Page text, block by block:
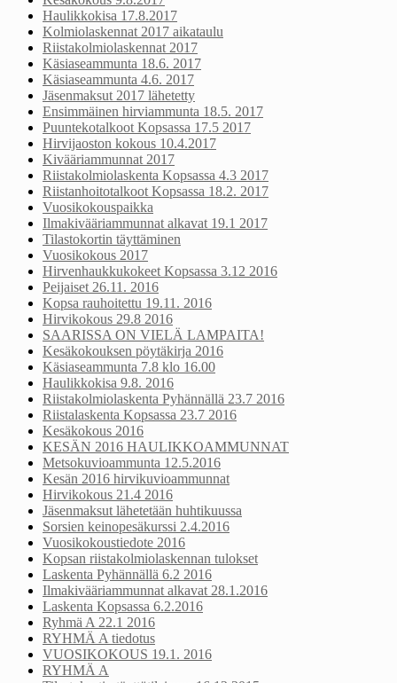
Haulikkokisa 17.8.2017
Kolmiolaskennat 2017 aikataulu
Riistakolmiolaskennat 2017
Käsiaseammunta 18.6. 2017
Käsiaseammunta 4.6. 2017
Jäsenmaksut 2017 lähetetty
Ensimmäinen hirviammunta 18.5. 2017
Puuntekotalkoot Kopsassa 17.5 2017
Hirvijaoston kokous 10.4.2017
Kivääriammunnat 2017
Riistakolmiolaskenta Kopsassa 4.3 2017
Riistanhoitotalkoot Kopsassa 18.2. 2017
Vuosikokouspaikka
Ilmakivääriammunnat alkavat 19.1 2017
Tilastokortin täyttäminen
Vuosikokous 2017
Hirvenhaukkukokeet Kopsassa 3.12 2016
Peijaiset 26.11. 2016
Kopsa rauhoitettu 19.11. 2016
Hirvikokous 29.8 2016
SAARISSA ON VIELÄ LAMPAITA!
Kesäkokouksen pöytäkirja 2016
Käsiaseammunta 7.8 klo 16.00
Haulikkokisa 9.8. 2016
Riistakolmiolaskenta Pyhännällä 23.7 2016
Riistalaskenta Kopsassa 23.7 2016
Kesäkokous 2016
KESÄN 2016 HAULIKKOAMMUNNAT
Metsokuvioammunta 12.5.2016
Kesän 2016 hirvikuvioammunnat
Hirvikokous 21.4 2016
Jäsenmaksut lähetetään huhtikuussa
Sorsien keinopesäkurssi 2.4.2016
Vuosikokoustiedote 2016
Kopsan riistakolmiolaskennan tulokset
Laskenta Pyhännällä 6.2 2016
Ilmakivääriammunnat alkavat 28.1.2016
Laskenta Kopsassa 6.2.2016
Ryhmä A 22.1 2016
RYHMÄ A tiedotus
VUOSIKOKOUS 19.1. 2016
RYHMÄ A